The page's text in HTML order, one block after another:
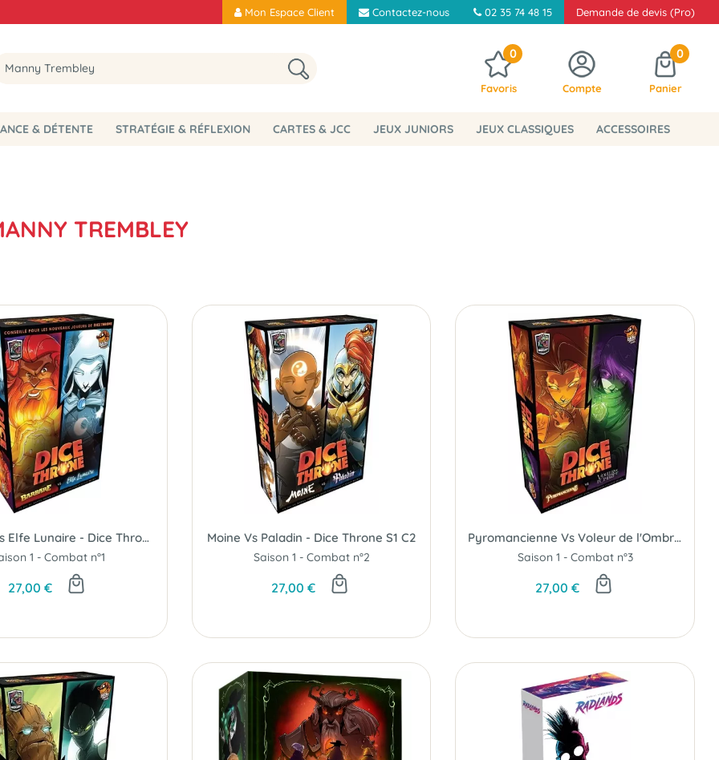
Mon Espace Client Contactez-nous 02 35 74 48 15 Demande de devis (Pro)
0
Favoris Compte
0
Panier
& DÉTENTE STRATÉGIE & RÉFLEXION CARTES & JCC JEUX JUNIORS JEUX CLASSIQUES ACCESSOIRES
TREMBLEY
Barbare Vs Elfe Lunaire - Dice Throne S1 C1
1 - Combat n°1
27,00 €
Moine Vs Paladin - Dice Throne S1 C2
Saison 1 - Combat n°2
27,00 €
Pyromancienne Vs Voleur de l'Ombre - Dice Throne S1 C3
Saison 1 - Combat n°3
27,00 €